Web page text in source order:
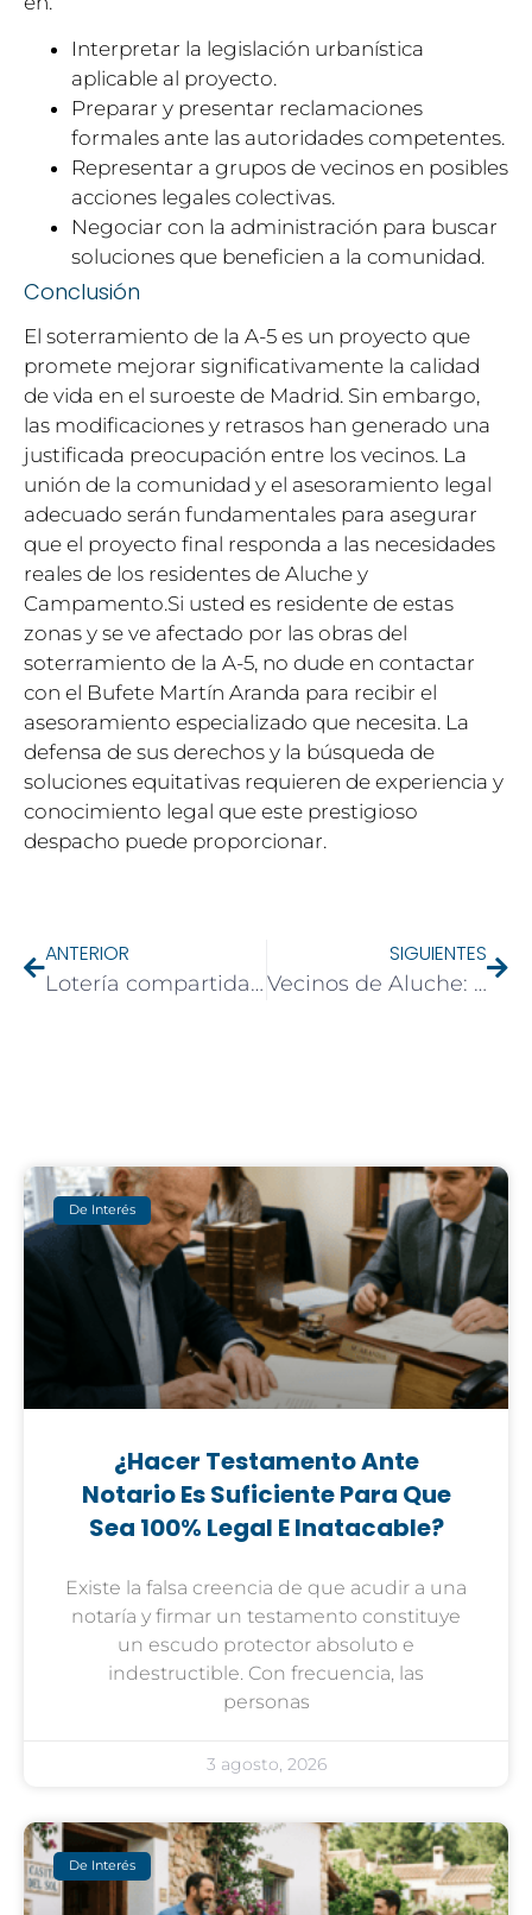
Interpretar la legislación urbanística
aplicable al proyecto.
Preparar y presentar reclamaciones
formales ante las autoridades competentes.
Representar a grupos de vecinos en posibles
acciones legales colectivas.
Negociar con la administración para buscar
soluciones que beneficien a la comunidad.
Conclusión
El soterramiento de la A-5 es un proyecto que
promete mejorar significativamente la calidad
de vida en el suroeste de Madrid. Sin embargo,
las modificaciones y retrasos han generado una
justificada preocupación entre los vecinos. La
unión de la comunidad y el asesoramiento legal
adecuado serán fundamentales para asegurar
que el proyecto final responda a las necesidades
reales de los residentes de Aluche y
Campamento.Si usted es residente de estas
zonas y se ve afectado por las obras del
soterramiento de la A-5, no dude en contactar
con el Bufete Martín Aranda para recibir el
asesoramiento especializado que necesita. La
defensa de sus derechos y la búsqueda de
soluciones equitativas requieren de experiencia y
conocimiento legal que este prestigioso
despacho puede proporcionar.
ANTERIOR
Lotería compartida: Protege tu suerte con asesoría legal
SIGUIENTES
Vecinos de Aluche: Conozca sus derechos ante los cambios urbanísticos en su barrio
De Interés
¿Hacer Testamento Ante
Notario Es Suficiente Para Que
Sea 100% Legal E Inatacable?
Existe la falsa creencia de que acudir a una
notaría y firmar un testamento constituye
un escudo protector absoluto e
indestructible. Con frecuencia, las
personas
3 agosto, 2026
De Interés